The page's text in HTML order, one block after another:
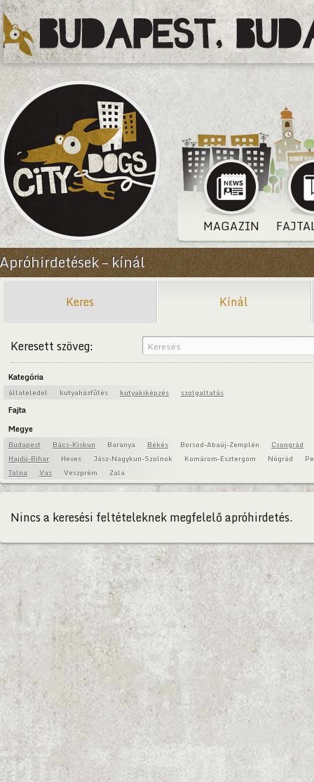
MAGAZIN
Apróhirdetések – kínál
Keres Kínál
Keresett szöveg:
Kategória
állateledel kutyaházfűtés kutyakiképzés szolgaltatás
Fajta
Megye
Budapest Bács-Kiskun Baranya Békés Borsod-Abaúj-Zemplén
Csongrád
Hajdú-Bihar
Heves Jász-Nagykun-Szolnok Komárom-Esztergom Nógrád
Tolna
Vas Veszprém Zala
Nincs a keresési feltételeknek megfelelő apróhirdetés.